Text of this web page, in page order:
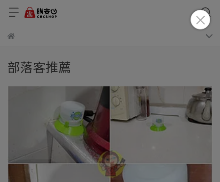
部落客推薦